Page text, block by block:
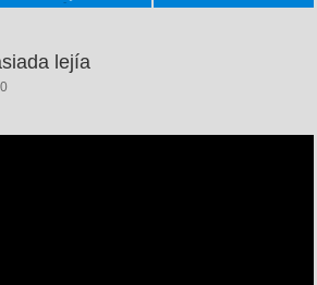
lejía